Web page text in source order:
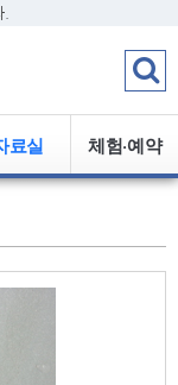
체험·예약
료실